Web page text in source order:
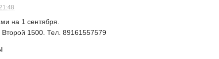
на 1 сентября.
1500. Тел. 89161557579